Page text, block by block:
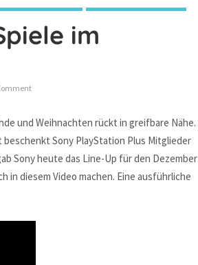
im
und Weihnachten rückt in greifbare Nähe.
beschenkt Sony PlayStation Plus Mitglieder
Sony heute das Line-Up für den Dezember
in diesem Video machen. Eine ausführliche